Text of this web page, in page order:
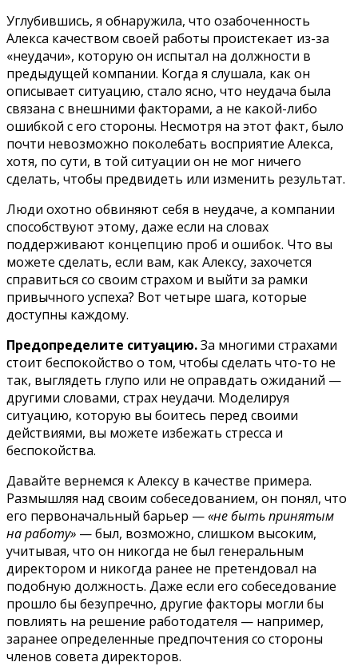
Углубившись, я обнаружила, что озабоченность
Алекса качеством своей работы проистекает из-за
«неудачи», которую он испытал на должности в
предыдущей компании. Когда я слушала, как он
описывает ситуацию, стало ясно, что неудача была
связана с внешними факторами, а не какой-либо
ошибкой с его стороны. Несмотря на этот факт, было
почти невозможно поколебать восприятие Алекса,
хотя, по сути, в той ситуации он не мог ничего
сделать, чтобы предвидеть или изменить результат.
Люди охотно обвиняют себя в неудаче, а компании
способствуют этому, даже если на словах
поддерживают концепцию проб и ошибок. Что вы
можете сделать, если вам, как Алексу, захочется
справиться со своим страхом и выйти за рамки
привычного успеха? Вот четыре шага, которые
доступны каждому.
Предопределите ситуацию.За многими страхами
стоит беспокойство о том, чтобы сделать что-то не
так, выглядеть глупо или не оправдать ожиданий —
другими словами, страх неудачи. Моделируя
ситуацию, которую вы боитесь перед своими
действиями, вы можете избежать стресса и
беспокойства.
Давайте вернемся к Алексу в качестве примера.
Размышляя над своим собеседованием, он понял, что
его первоначальный барьер —«не быть принятым
на работу» — был, возможно, слишком высоким,
учитывая, что он никогда не был генеральным
директором и никогда ранее не претендовал на
подобную должность. Даже если его собеседование
прошло бы безупречно, другие факторы могли бы
повлиять на решение работодателя — например,
заранее определенные предпочтения со стороны
членов совета директоров.